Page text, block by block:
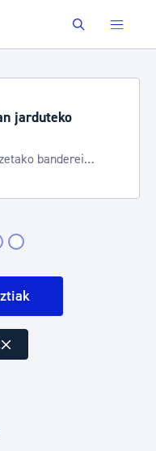
Buscar
jarduteko
banderei